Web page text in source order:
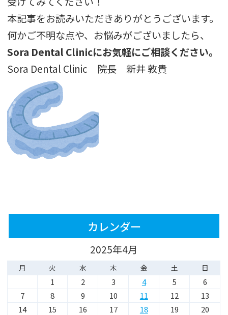
本記事をお読みいただきありがとうございます。
何かご不明な点や、お悩みがございましたら、
Sora Dental Clinicにお気軽にご相談ください。
Sora Dental Clinic 院長 新井 敦貴
カレンダー
2025年4月
月 火 水 木 金 土 日
1 2 3 4 5
6
7
8 9 10 11 12
13
14
15 16 17 18 19
20